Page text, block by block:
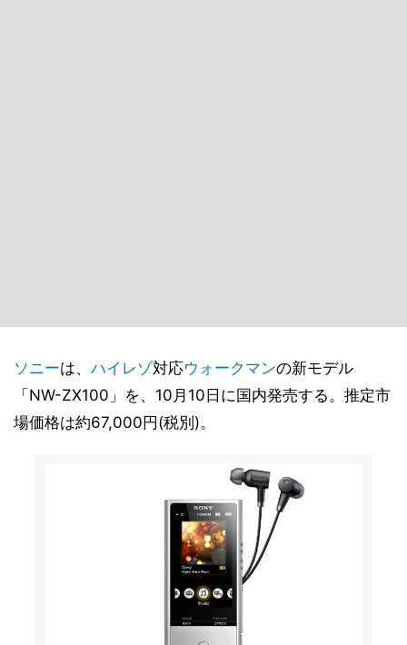
ソニーは、 ハイレゾ対応ウォークマンの新モデル
「NW-ZX100」を、10月10日に国内発売する。推定市
場価格は約67,000円(税別)。